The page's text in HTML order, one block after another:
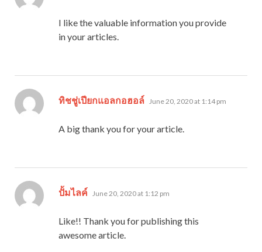
I like the valuable information you provide
in your articles.
ทิชชู่เปียกแอลกอฮอล์ says:
June 20, 2020 at 1:14 pm
A big thank you for your article.
ปั้มไลค์ says:
June 20, 2020 at 1:12 pm
Like!! Thank you for publishing this
awesome article.